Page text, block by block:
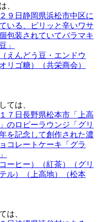
、
９日静岡県浜松市中区に
いる、ピリッと辛いワサ
包装されていてバラマキ
」
えんどう豆・エンドウ
リゴ糖）（共栄商会）
ては、
７日長野県松本市「上高
のロビーラウンジ「グリ
を記念して創作された濃
コレートケーキ「グラ
ーヒー）（紅茶）（グリ
ル）（上高地）（松本
は、